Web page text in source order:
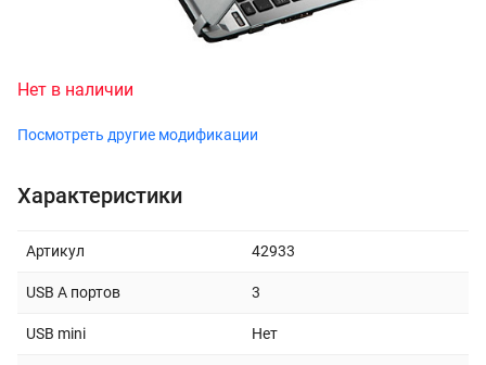
Нет в наличии
Посмотреть другие модификации
Характеристики
Артикул 42933
USB A портов 3
USB mini Нет